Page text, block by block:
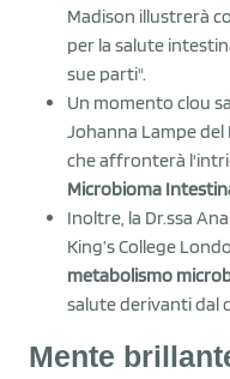
Madison illustrerà
per la salute
sue parti".
Un momento clou
Johanna Lampe del
che affronterà
Microbioma
Inoltre, la Dr.ssa
King’s College
metabolismo
salute derivanti dal
Mente